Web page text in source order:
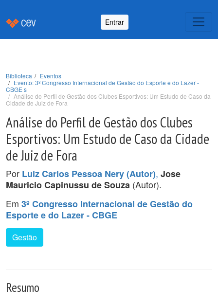
Entrar
Biblioteca
Eventos
Evento: 3º Congresso Internacional de Gestão do Esporte e do Lazer -
CBGE s
Análise do Perfil de Gestão dos Clubes Esportivos: Um Estudo de Caso da
Cidade de Juiz de Fora
Análise do Perfil de Gestão dos Clubes
Esportivos: Um Estudo de Caso da Cidade
de Juiz de Fora
Por Luiz Carlos Pessoa Nery (Autor), Jose
Mauricio Capinussu de Souza (Autor).
Em 3º Congresso Internacional de Gestão do
Esporte e do Lazer - CBGE
Gestão
Resumo